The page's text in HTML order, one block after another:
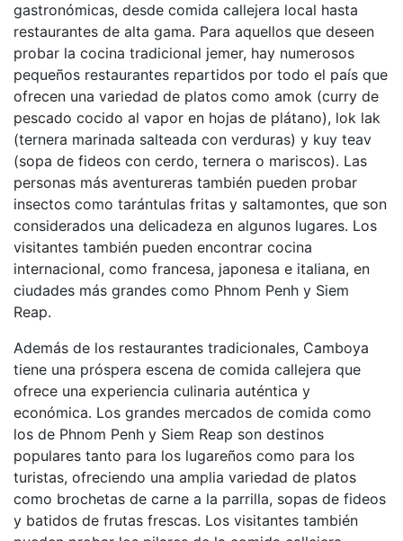
gastronómicas, desde comida callejera local hasta
restaurantes de alta gama. Para aquellos que deseen
probar la cocina tradicional jemer, hay numerosos
pequeños restaurantes repartidos por todo el país que
ofrecen una variedad de platos como amok (curry de
pescado cocido al vapor en hojas de plátano), lok lak
(ternera marinada salteada con verduras) y kuy teav
(sopa de fideos con cerdo, ternera o mariscos). Las
personas más aventureras también pueden probar
insectos como tarántulas fritas y saltamontes, que son
considerados una delicadeza en algunos lugares. Los
visitantes también pueden encontrar cocina
internacional, como francesa, japonesa e italiana, en
ciudades más grandes como Phnom Penh y Siem
Reap.
Además de los restaurantes tradicionales, Camboya
tiene una próspera escena de comida callejera que
ofrece una experiencia culinaria auténtica y
económica. Los grandes mercados de comida como
los de Phnom Penh y Siem Reap son destinos
populares tanto para los lugareños como para los
turistas, ofreciendo una amplia variedad de platos
como brochetas de carne a la parrilla, sopas de fideos
y batidos de frutas frescas. Los visitantes también